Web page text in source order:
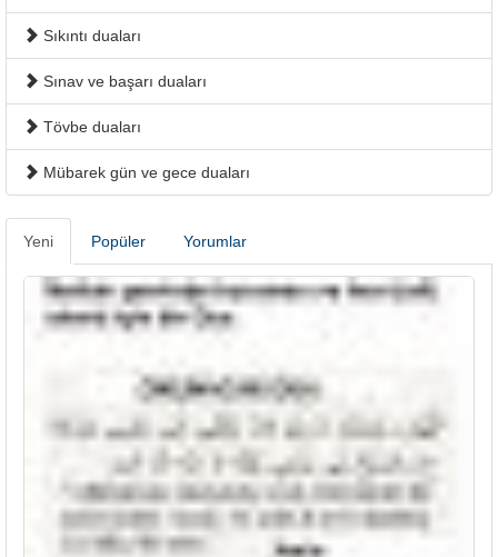
Sıkıntı duaları
Sınav ve başarı duaları
Tövbe duaları
Mübarek gün ve gece duaları
Yeni Popüler Yorumlar